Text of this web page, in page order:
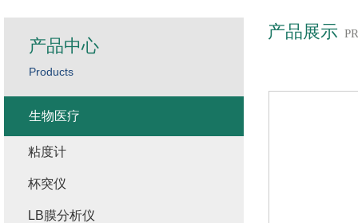
产品展示
产品中心
Products
生物医疗
粘度计
杯突仪
LB膜分析仪